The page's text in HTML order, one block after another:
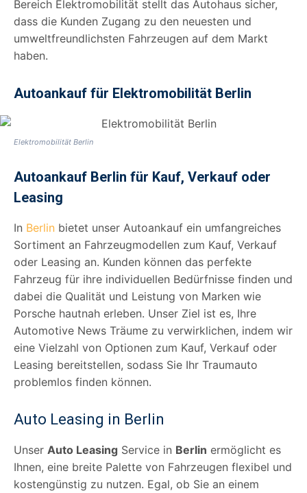
Bereich Elektromobilität stellt das Autohaus sicher,
dass die Kunden Zugang zu den neuesten und
umweltfreundlichsten Fahrzeugen auf dem Markt
haben.
Autoankauf für Elektromobilität Berlin
Elektromobilität Berlin
Autoankauf Berlin für Kauf, Verkauf oder
Leasing
In Berlin bietet unser Autoankauf ein umfangreiches
Sortiment an Fahrzeugmodellen zum Kauf, Verkauf
oder Leasing an. Kunden können das perfekte
Fahrzeug für ihre individuellen Bedürfnisse finden und
dabei die Qualität und Leistung von Marken wie
Porsche hautnah erleben. Unser Ziel ist es, Ihre
Automotive News Träume zu verwirklichen, indem wir
eine Vielzahl von Optionen zum Kauf, Verkauf oder
Leasing bereitstellen, sodass Sie Ihr Traumauto
problemlos finden können.
Auto Leasing in Berlin
Unser Auto Leasing Service in Berlin ermöglicht es
Ihnen, eine breite Palette von Fahrzeugen flexibel und
kostengünstig zu nutzen. Egal, ob Sie an einem